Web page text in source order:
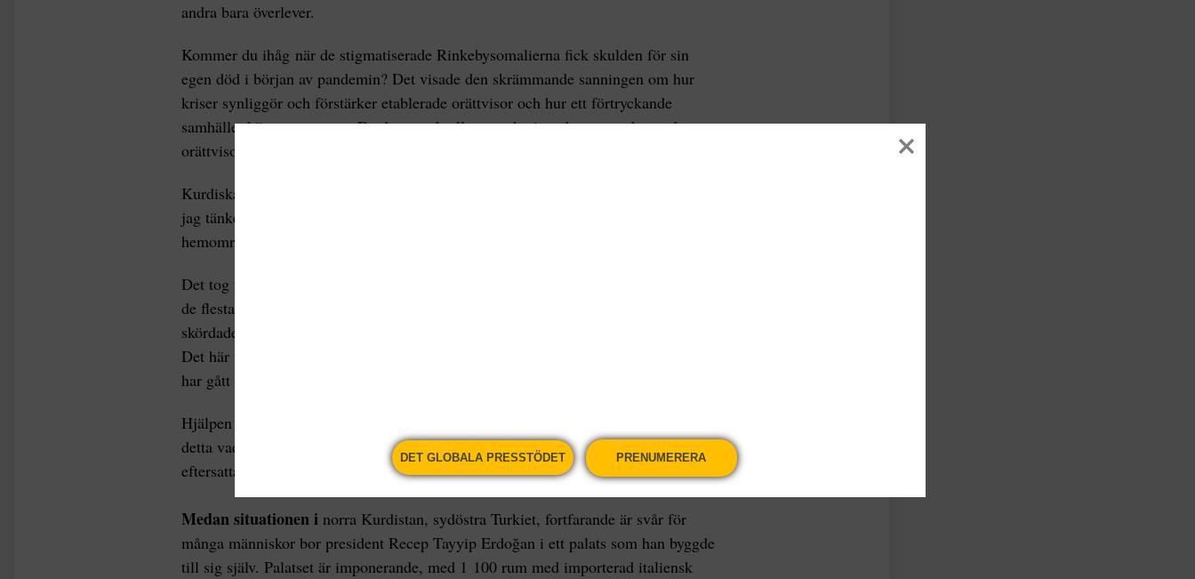
andra bara överlever.
Kommer du ihåg när de stigmatiserade Rinkebysomalierna fick skulden för sin
egen död i början av pandemin? Det visade den skrämmande sanningen om hur
kriser synliggör och förstärker etablerade orättvisor och hur ett förtryckande
samhället hänger samman. De drar ner brallorna och visar de systemskapande
orättvisornas fula arsle.
Kurdiska liv spelar ingen roll i Turkiet. Det yttrar sig vid varje naturkatastrof och
jag tänker tillbaka på den svaga regeringsinsatsen efter jordbävningen i min pappas
hemområde Wan år 2011.
Det tog fyra månader för regimen att etablera containerstäder, fram till dess hade
de flesta offer satt upp egna dåliga nylontält som skydd, som orsakade bränder som
skördade totalt 12 liv och skadade 160 människor.
Det här var förmodligen bara en tisdag för gubbregeringen i Ankara och något alla
har gått vidare ifrån.
Hjälpen och återuppbyggnaden av Wan uteblev, och med historiskt facit i handen är
detta vad vi har att vänta nu när flera kurdiska städer, som redan var gravt
eftersatta, ser ut som stridszoner.
Medan situationen i norra Kurdistan, sydöstra Turkiet, fortfarande är svår för
många människor bor president Recep Tayyip Erdoğan i ett palats som han byggde
till sig själv. Palatset är imponerande, med 1 100 rum med importerad italiensk
DET GLOBALA PRESSTÖDET PRENUMERERA